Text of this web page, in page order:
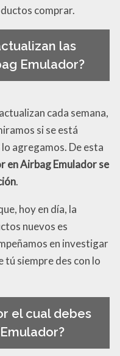
comprar.
las
Emulador?
cada semana,
si se está
agregamos. De esta
en Airbag Emulador se
.
hoy en día, la
nuevos es
en investigar
tú siempre des con lo
el cual debes